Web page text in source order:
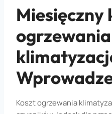
Miesięczny
ogrzewania
Koszt ogrzewania